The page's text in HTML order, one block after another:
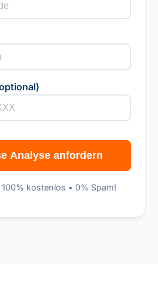
kostenlos • 0% Spam!